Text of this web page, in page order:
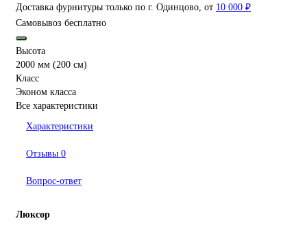
Доставка фурнитуры только по г. Одинцово, от 10 000 ₽
Самовывоз бесплатно
Высота
2000 мм (200 см)
Класс
Эконом класса
Все характеристики
Характеристики
Отзывы 0
Вопрос-ответ
Люксор